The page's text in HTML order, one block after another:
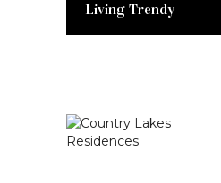
Living Trendy